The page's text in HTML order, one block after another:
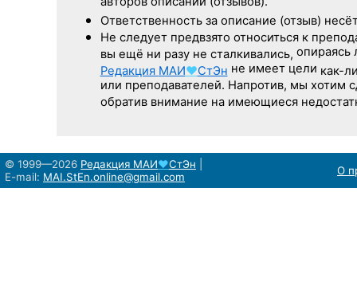
Ответственность за описание (отзыв)
Не следуетпредвзято относиться к
вы ещё ни разу не сталкивались,
Редакция МАИ♥СтЭн не имеет цели как-
или преподавателей. Напротив, мы хотим
обратив внимание на имеющиеся
© 1999—2026 Редакция МАИ♥СтЭн
E-mail: MAI.StEn.online@gmail.com О